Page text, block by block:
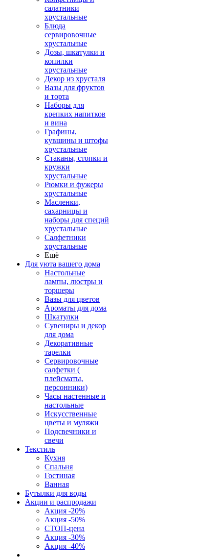
салатники
хрустальные
Блюда
сервировочные
хрустальные
Дозы, шкатулки и
копилки
хрустальные
Декор из хрусталя
Вазы для фруктов
и торта
Наборы для
крепких напитков
и вина
Графины,
кувшины и штофы
хрустальные
Стаканы, стопки и
кружки
хрустальные
Рюмки и фужеры
хрустальные
Масленки,
сахарницы и
наборы для специй
хрустальные
Салфетники
хрустальные
Ещё
Для уюта вашего дома
Настольные
лампы, люстры и
торшеры
Вазы для цветов
Ароматы для дома
Шкатулки
Сувениры и декор
для дома
Декоративные
тарелки
Сервировочные
салфетки (
плейсматы,
персонники)
Часы настенные и
настольные
Искусственные
цветы и муляжи
Подсвечники и
свечи
Текстиль
Кухня
Спальня
Гостиная
Ванная
Бутылки для воды
Акции и распродажи
Акция -20%
Акция -50%
СТОП-цена
Акция -30%
Акция -40%